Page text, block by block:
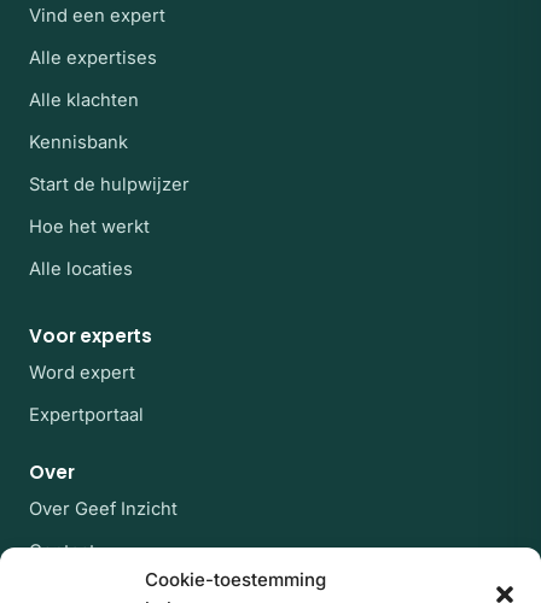
Cookie-toestemming
Vind een expert
Alle expertises
Alle klachten
Kennisbank
Start de hulpwijzer
Hoe het werkt
Alle locaties
Voor experts
Word expert
Expertportaal
Over
Over Geef Inzicht
Contact
Veelgestelde vragen